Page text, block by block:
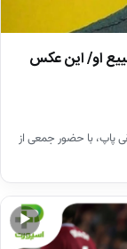
او/ این عکس
پاپ، با حضور جمعی از
▶